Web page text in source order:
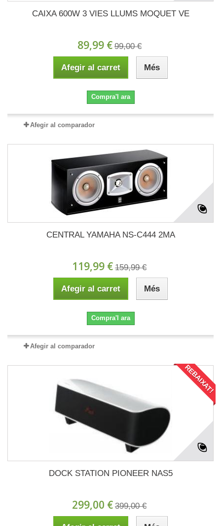
CAIXA 600W 3 VIES LLUMS MOQUET VE
89,99 € 99,00 €
Afegir al carret Més
Compra'l ara
Afegir al comparador
CENTRAL YAMAHA NS-C444 2MA
119,99 € 159,99 €
Afegir al carret Més
Compra'l ara
Afegir al comparador
REBAIXAT!
DOCK STATION PIONEER NAS5
299,00 € 399,00 €